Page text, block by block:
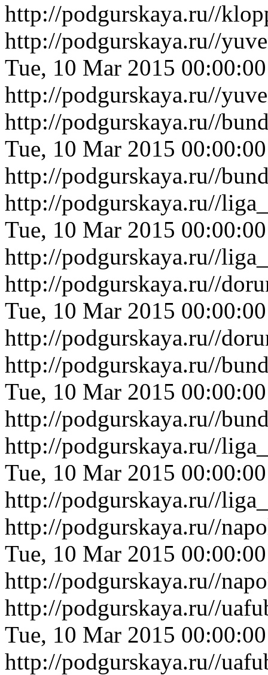
http://podgurskaya.ru//
http://podgurskaya.ru//
Tue, 10 Mar 2015
http://podgurskaya.ru//
http://podgurskaya.ru//
Tue, 10 Mar 2015
http://podgurskaya.ru//
http://podgurskaya.ru//
Tue, 10 Mar 2015
http://podgurskaya.ru//
http://podgurskaya.ru//
Tue, 10 Mar 2015
http://podgurskaya.ru//
http://podgurskaya.ru//
Tue, 10 Mar 2015
http://podgurskaya.ru//
http://podgurskaya.ru//
Tue, 10 Mar 2015
http://podgurskaya.ru//
http://podgurskaya.ru//
Tue, 10 Mar 2015
http://podgurskaya.ru//
http://podgurskaya.ru//
Tue, 10 Mar 2015
http://podgurskaya.ru//